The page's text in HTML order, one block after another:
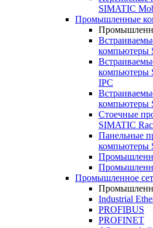
SIMATIC
Промышленные
компьютеры
компьютеры
IPC
компьютеры
Стоечные
SIMATIC
Панельные
компьютеры
Промышленное
Industrial
PROFIBUS
PROFINET